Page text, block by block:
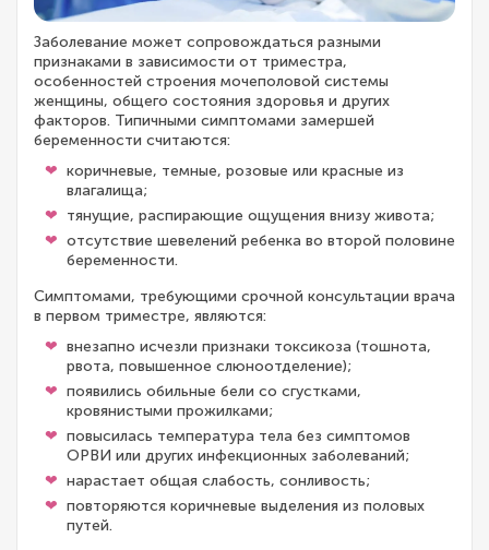
Заболевание может сопровождаться разными
признаками в зависимости от триместра,
особенностей строения мочеполовой системы
женщины, общего состояния здоровья и других
факторов. Типичными симптомами замершей
беременности считаются:
коричневые, темные, розовые или красные из
влагалища;
тянущие, распирающие ощущения внизу живота;
отсутствие шевелений ребенка во второй половине
беременности.
Симптомами, требующими срочной консультации врача
в первом триместре, являются:
внезапно исчезли признаки токсикоза (тошнота,
рвота, повышенное слюноотделение);
появились обильные бели со сгустками,
кровянистыми прожилками;
повысилась температура тела без симптомов
ОРВИ или других инфекционных заболеваний;
нарастает общая слабость, сонливость;
повторяются коричневые выделения из половых
путей.